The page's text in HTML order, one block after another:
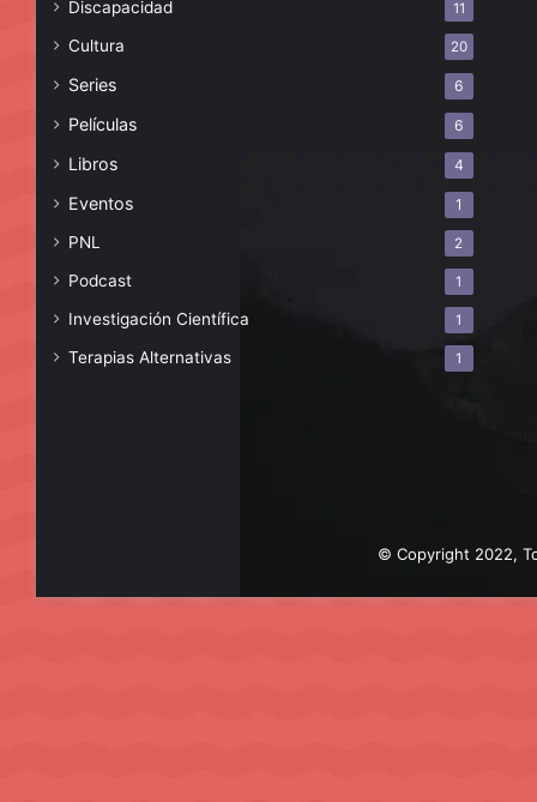
Discapacidad 11
Cultura 20
Series 6
Películas 6
Libros 4
Eventos 1
PNL 2
Podcast 1
Investigación Científica 1
Terapias Alternativas 1
© Copyright 2022,